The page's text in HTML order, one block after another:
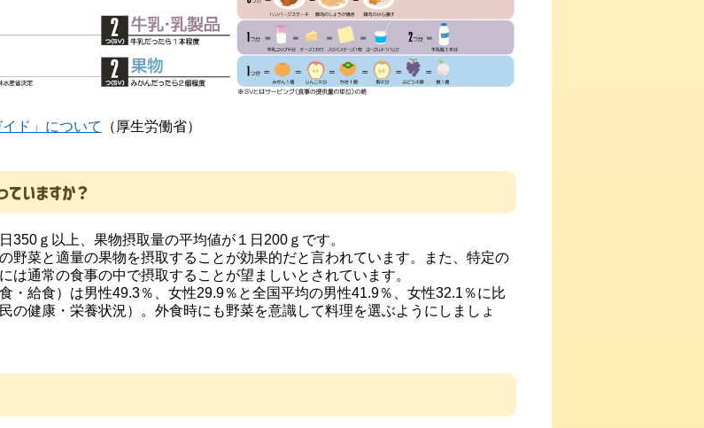
イド」について （厚生労働省）
いますか？
ｇ以上、果物摂取量の平均値が１日200ｇです。
菜と適量の果物を摂取することが効果的だと言われています。また、特定の
は通常の食事の中で摂取することが望ましいとされています。
給食）は男性49.3％、女性29.9％と全国平均の男性41.9％、女性32.1％に比
の健康・栄養状況）。外食時にも野菜を意識して料理を選ぶようにしましょ